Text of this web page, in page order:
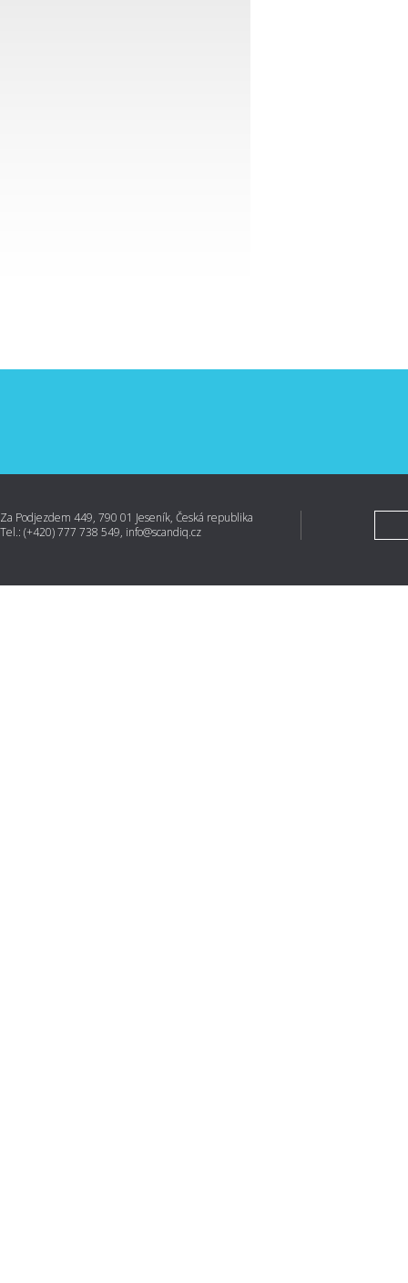
Za Podjezdem 449, 790 01 Jeseník, Česká republika
Tel.: (+420) 777 738 549, info@scandiq.cz